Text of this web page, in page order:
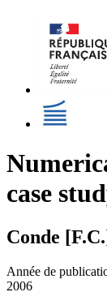
case
Conde
Année de
2006